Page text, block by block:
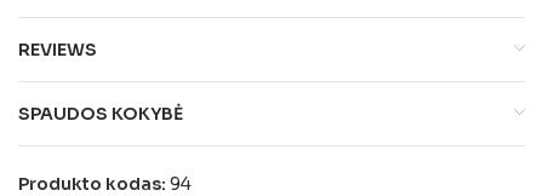
REVIEWS
SPAUDOS KOKYBĖ
Produkto kodas: 94